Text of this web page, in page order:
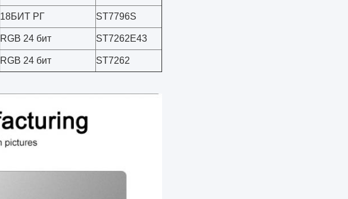
18БИТ РГ ST7796S
RGB 24 бит ST7262E43
RGB 24 бит ST7262